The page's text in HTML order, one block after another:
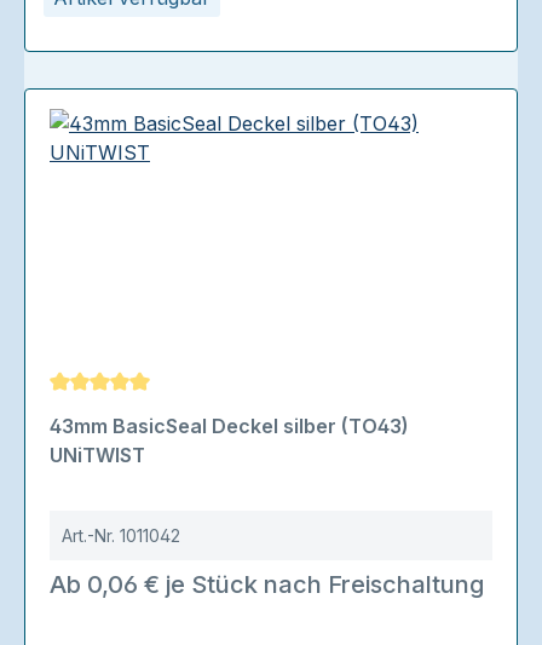
Durchschnittliche Bewertung von 5 von 5 Sternen
43mm BasicSeal Deckel silber (TO43)
UNiTWIST
Art.-Nr. 1011042
Ab 0,06 € je Stück nach Freischaltung